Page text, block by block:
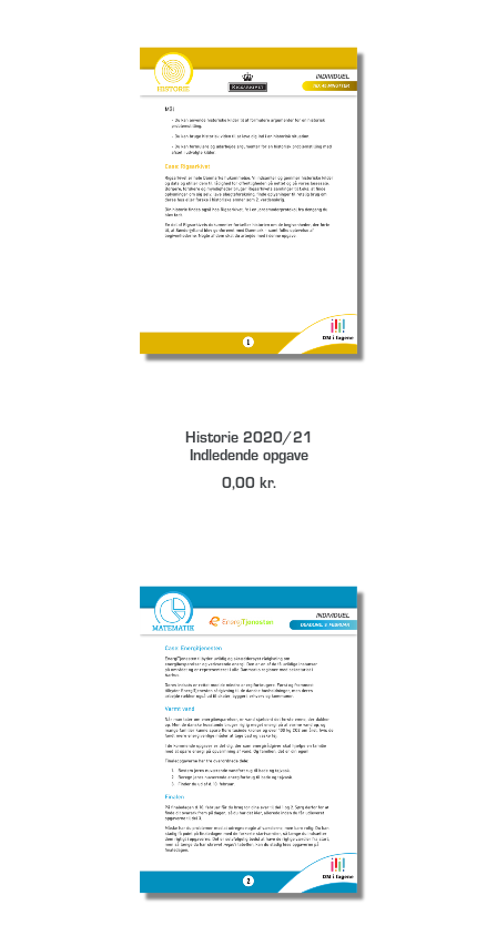
DOWNLOAD
Historie 2020/21
Indledende opgave
0,00 kr.